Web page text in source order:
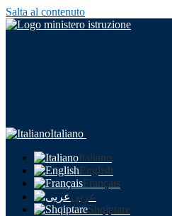
Salta al contenuto
Italiano
Italiano
English
Français
عربى
Shqiptare